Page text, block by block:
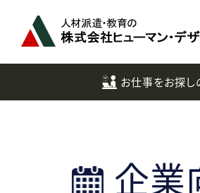
お仕事をお探し
企業
へ